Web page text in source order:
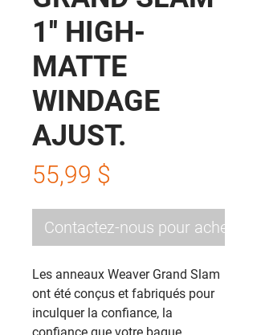
1'' HIGH-
MATTE
WINDAGE
AJUST.
55,99 $
Contactez-nous pour acheter
Les anneaux Weaver Grand Slam
ont été conçus et fabriqués pour
inculquer la confiance, la